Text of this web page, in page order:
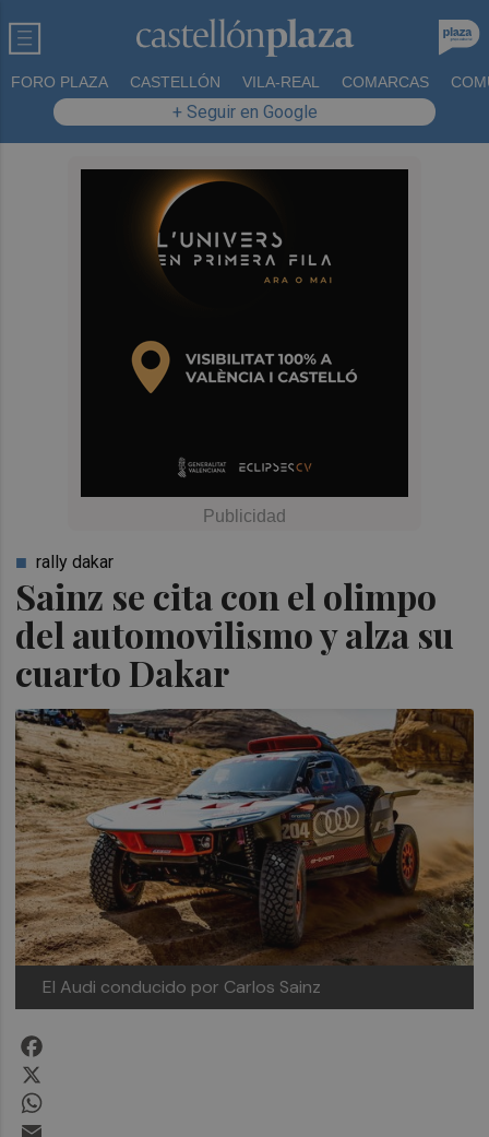
FORO PLAZA CASTELLÓN VILA-REAL COMARCAS
+ Seguir en Google
Sainz se cita con el olimpo
del automovilismo y alza su
cuarto Dakar
rally dakar
El Audi conducido por Carlos Sainz